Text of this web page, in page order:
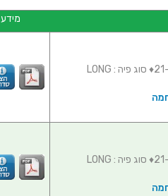
פיה לעמדת אוויר חם - TUBE 2.5MM ♦ דגם : 21-10160♦ סוג פיה : LONG
פיה לעמדת אוויר חם - TUBE 4.4MM ♦ דגם : 21-10168♦ סוג פיה : LONG